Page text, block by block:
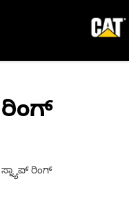
ರಿಂಗ್
ರಿಂಗ್